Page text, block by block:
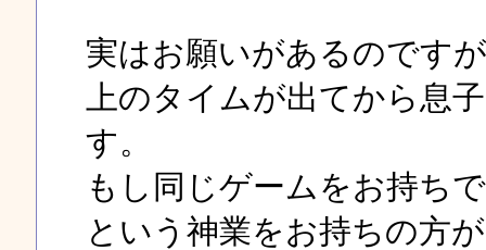
実はお願いがあるのです
上のタイムが出てから息
す。
もし同じゲームをお持ち
という神業をお持ちの方